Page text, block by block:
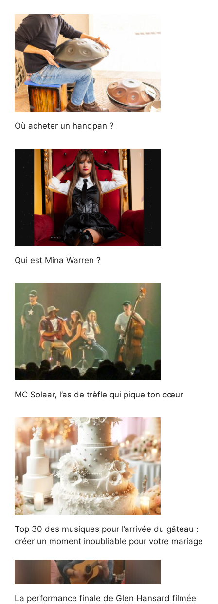
Où acheter un handpan ?
Qui est Mina Warren ?
MC Solaar, l’as de trèfle qui pique ton cœur
Top 30 des musiques pour l’arrivée du gâteau :
créer un moment inoubliable pour votre mariage
La performance finale de Glen Hansard filmée